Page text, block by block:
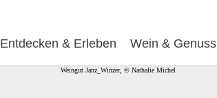
Entdecken & Erleben Wein & Genuss